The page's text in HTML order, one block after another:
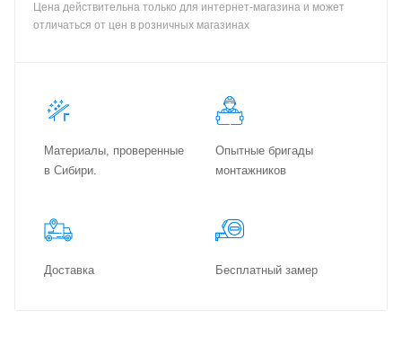
Цена действительна только для интернет-магазина и может
отличаться от цен в розничных магазинах
Материалы, проверенные
в Сибири.
Опытные бригады
монтажников
Доставка Бес­плат­ный замер